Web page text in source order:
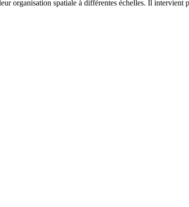
organisation spatiale à différentes échelles. Il intervient